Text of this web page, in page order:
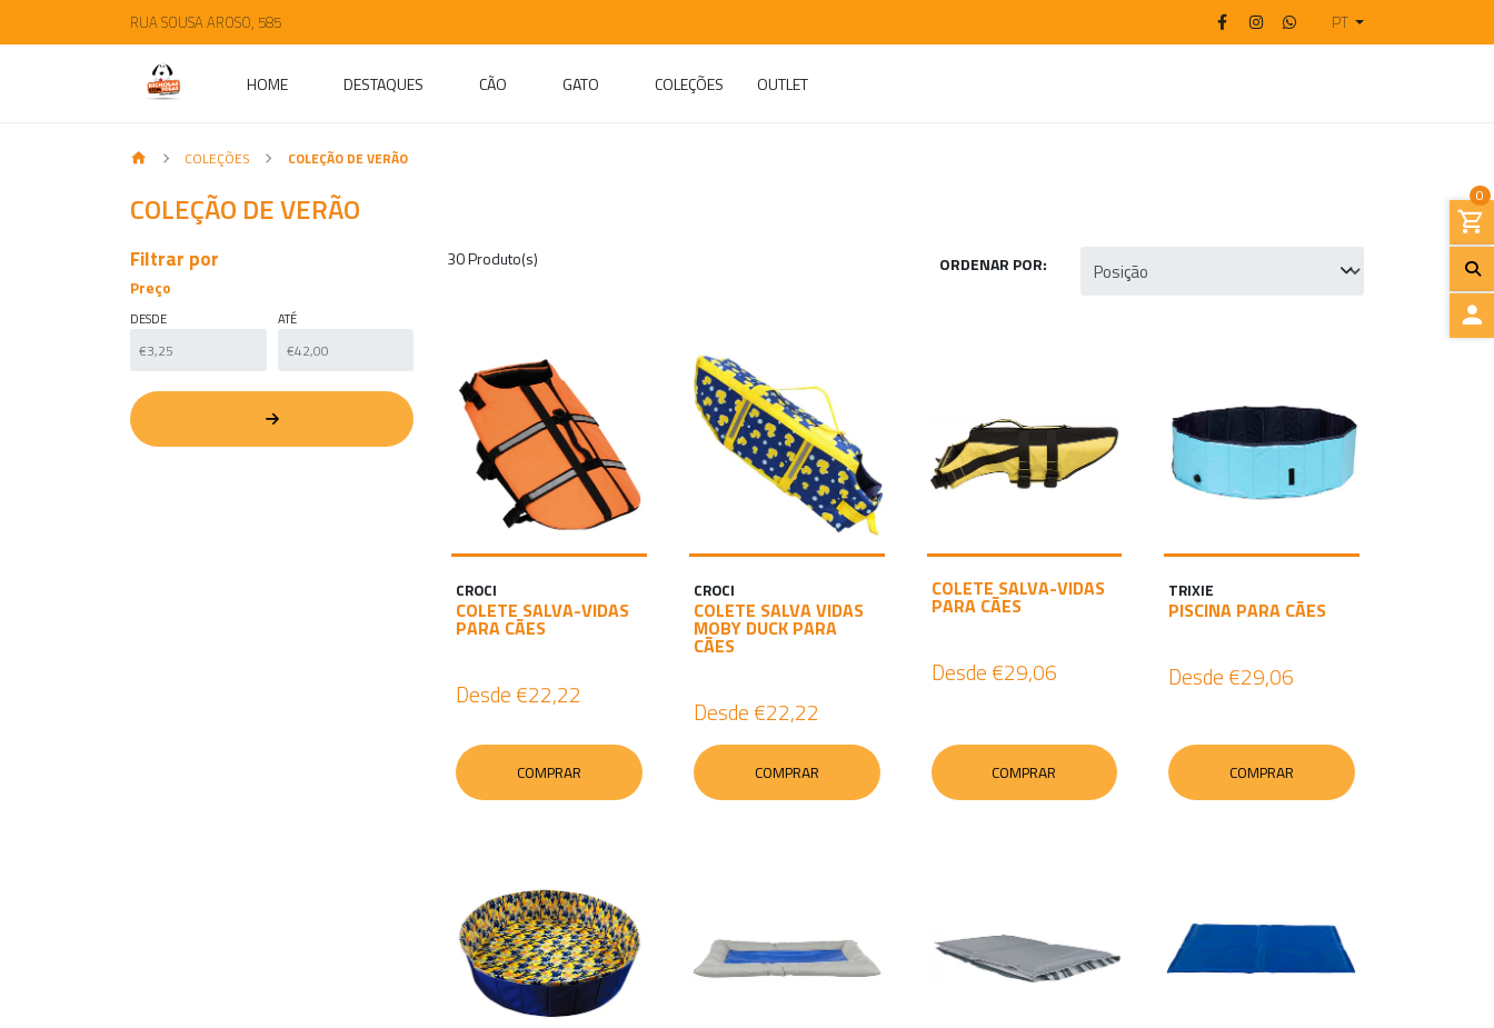
RUA SOUSA AROSO, 585 PT
HOME DESTAQUES CÃO GATO COLEÇÕES OUTLET
0
COLEÇÕES COLEÇÃO DE VERÃO
COLEÇÃO DE VERÃO
Filtrar por
Preço
DESDE ATÉ
30 Produto(s) ORDENAR POR:
CROCI
COLETE SALVA-VIDAS
PARA CÃES
Desde €22,22
COMPRAR
CROCI
COLETE SALVA VIDAS
MOBY DUCK PARA
CÃES
Desde €22,22
COMPRAR
COLETE SALVA-VIDAS
PARA CÃES
Desde €29,06
COMPRAR
TRIXIE
PISCINA PARA CÃES
Desde €29,06
COMPRAR